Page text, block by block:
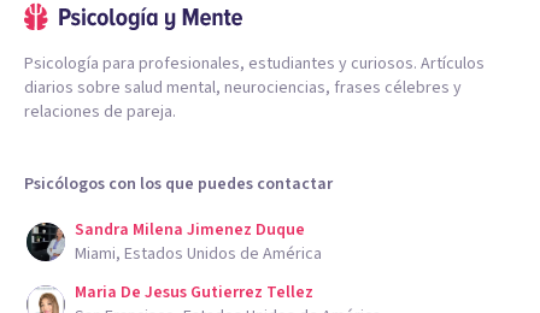
Psicología para profesionales, estudiantes y curiosos. Artículos
diarios sobre salud mental, neurociencias, frases célebres y
relaciones de pareja.
Psicólogos con los que puedes contactar
Sandra Milena Jimenez Duque
Miami, Estados Unidos de América
Maria De Jesus Gutierrez Tellez